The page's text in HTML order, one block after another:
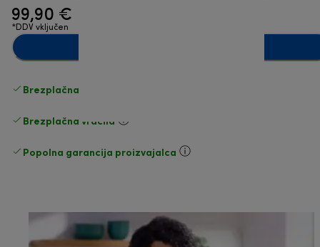
99,90 €
*DDV vključen
Brezplačna standardna dostava
Brezplačna vračila
Popolna garancija proizvajalca